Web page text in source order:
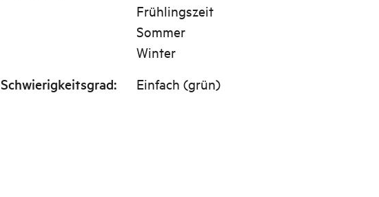
Frühlingszeit
Sommer
Winter
Schwierigkeitsgrad: Einfach (grün)